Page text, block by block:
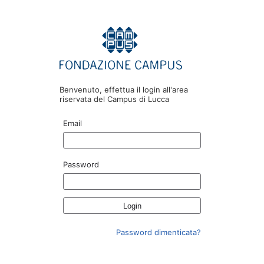
Benvenuto, effettua il login all'area
riservata del Campus di Lucca
Email
Password
Password dimenticata?